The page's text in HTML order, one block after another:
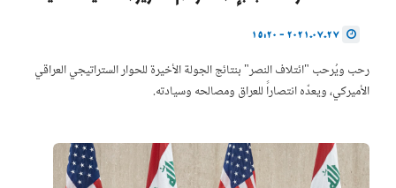
رحب ويُرحب "ائتلاف النصر" بنتائج الجولة الأخيرة للحوار الستراتيجي العراقي
الأميركي، ويعدّه انتصاراً للعراق ومصالحه وسيادته.